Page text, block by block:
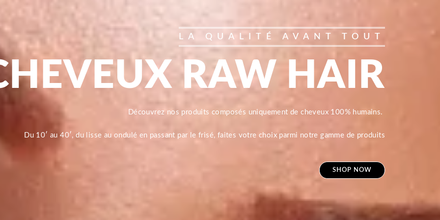
LA QUALITÉ AVANT TOUT
RAW HAIR
Découvrez nos produits composés uniquement de cheveux 100% humains.
Du 10′ au 40′, du lisse au ondulé en passant par le frisé, faites votre choix parmi notre gamme de produits
SHOP NOW